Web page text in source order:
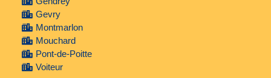
Gevry
Montmarlon
Mouchard
Pont-de-Poitte
Voiteur